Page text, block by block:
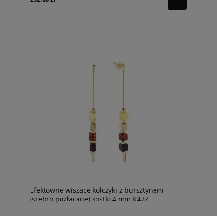
Efektowne wiszące kolczyki z bursztynem
(srebro pozłacane) kostki 4 mm K47Z